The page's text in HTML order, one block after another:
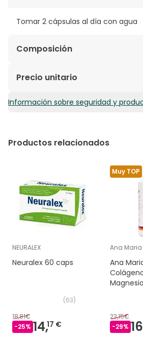
Tomar 2 cápsulas al día con agua
Composición
Citrato de Magnesio, Cápsula de
Agente de carga: celulosa
Precio unitario
0,10€ / Cápsulas
Información sobre seguridad y
Productos relacionados
NEURALEX
Neuralex 60 caps
(63)
18,81€
-25% 14,17 €
Muy TOP
Ana
Ana
23,15€
-29%